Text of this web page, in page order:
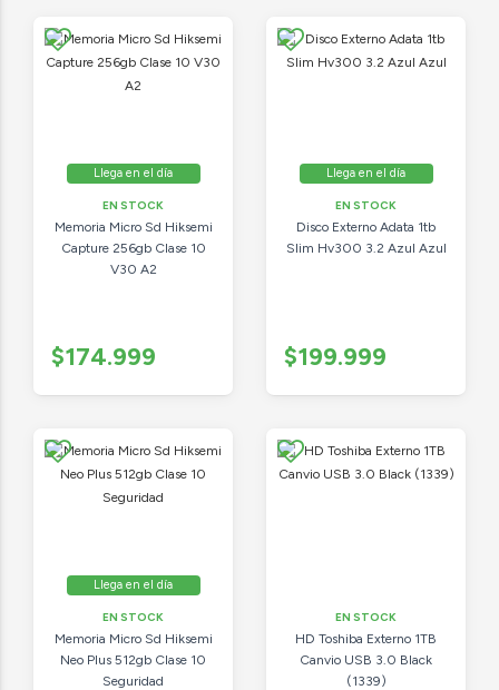
Llega en el día
EN STOCK
Memoria Micro Sd Hiksemi
Capture 256gb Clase 10
V30 A2
$174.999
Llega en el día
EN STOCK
Disco Externo Adata 1tb
Slim Hv300 3.2 Azul Azul
$199.999
Llega en el día
EN STOCK
Memoria Micro Sd Hiksemi
Neo Plus 512gb Clase 10
Seguridad
EN STOCK
HD Toshiba Externo 1TB
Canvio USB 3.0 Black
(1339)